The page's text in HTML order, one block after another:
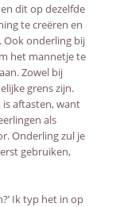
dit op dezelfde
te creëren en
Ook onderling bij
het mannetje te
Zowel bij
grens zijn.
aftasten, want
als
Onderling zul je
gebruiken,
Ik typ het in op